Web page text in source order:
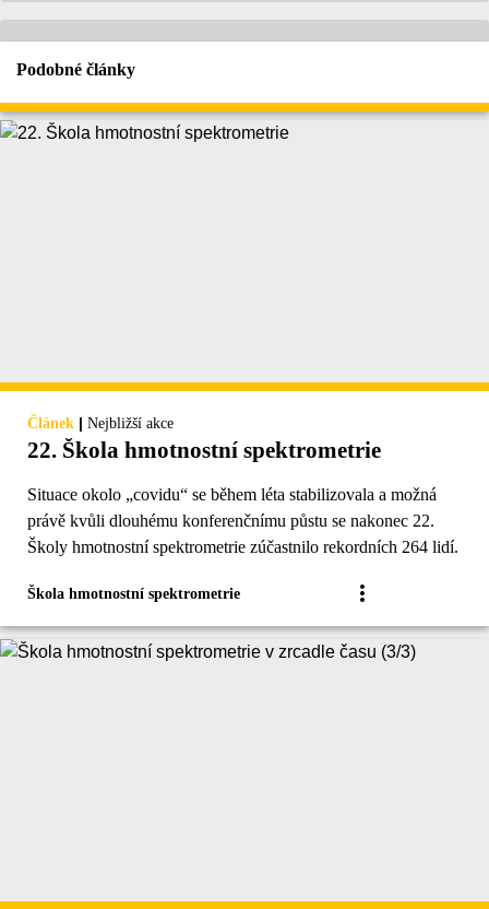
Podobné články
Článek | Nejbližší akce
22. Škola hmotnostní spektrometrie
Situace okolo „covidu“ se během léta stabilizovala a možná
právě kvůli dlouhému konferenčnímu půstu se nakonec 22.
Školy hmotnostní spektrometrie zúčastnilo rekordních 264 lidí.
Škola hmotnostní spektrometrie